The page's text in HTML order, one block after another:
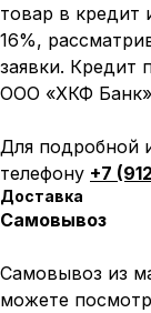
товар в кредит
16%,
заявки. Кредит
ООО «ХКФ
Для подробной
телефону +7
Доставка
Самовывоз
Самовывоз из
можете